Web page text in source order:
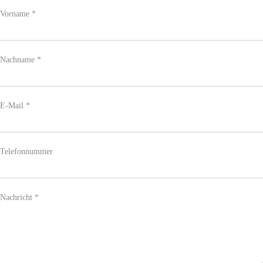
Team
Vorname *
Nachname *
E-Mail *
Telefonnummer
Nachricht *
Falls
lasse
leer.